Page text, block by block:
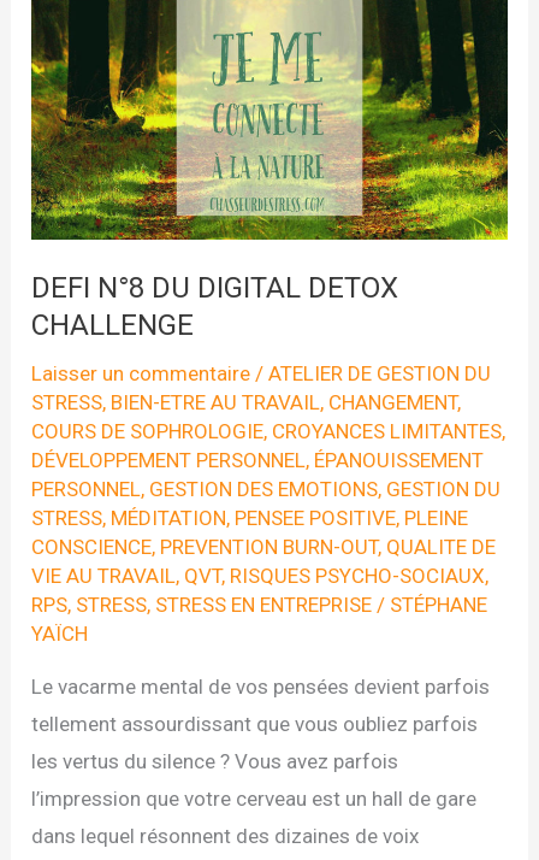
DETOX
CHALLENGE
DEFI N°8 DU DIGITAL DETOX
CHALLENGE
Laisser un commentaire /ATELIER DE GESTION DU
STRESS, BIEN-ETRE AU TRAVAIL, CHANGEMENT,
COURS DE SOPHROLOGIE, CROYANCES LIMITANTES,
DÉVELOPPEMENT PERSONNEL, ÉPANOUISSEMENT
PERSONNEL, GESTION DES EMOTIONS, GESTION DU
STRESS, MÉDITATION, PENSEE POSITIVE, PLEINE
CONSCIENCE, PREVENTION BURN-OUT, QUALITE DE
VIE AU TRAVAIL, QVT, RISQUES PSYCHO-SOCIAUX,
RPS, STRESS, STRESS EN ENTREPRISE / STÉPHANE
YAÏCH
Le vacarme mental de vos pensées devient parfois
tellement assourdissant que vous oubliez parfois
les vertus du silence ? Vous avez parfois
l’impression que votre cerveau est un hall de gare
dans lequel résonnent des dizaines de voix